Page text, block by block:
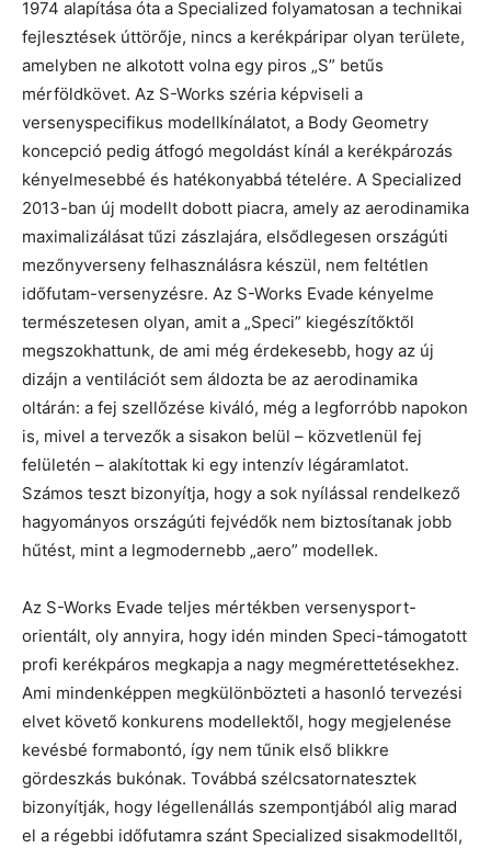
1974 alapítása óta a Specialized folyamatosan a technikai
fejlesztések úttörője, nincs a kerékpáripar olyan területe,
amelyben ne alkotott volna egy piros „S” betűs
mérföldkövet. Az S-Works széria képviseli a
versenyspecifikus modellkínálatot, a Body Geometry
koncepció pedig átfogó megoldást kínál a kerékpározás
kényelmesebbé és hatékonyabbá tételére. A Specialized
2013-ban új modellt dobott piacra, amely az aerodinamika
maximalizálásat tűzi zászlajára, elsődlegesen országúti
mezőnyverseny felhasználásra készül, nem feltétlen
időfutam-versenyzésre. Az S-Works Evade kényelme
természetesen olyan, amit a „Speci” kiegészítőktől
megszokhattunk, de ami még érdekesebb, hogy az új
dizájn a ventilációt sem áldozta be az aerodinamika
oltárán: a fej szellőzése kiváló, még a legforróbb napokon
is, mivel a tervezők a sisakon belül – közvetlenül fej
felületén – alakítottak ki egy intenzív légáramlatot.
Számos teszt bizonyítja, hogy a sok nyílással rendelkező
hagyományos országúti fejvédők nem biztosítanak jobb
hűtést, mint a legmodernebb „aero” modellek.
Az S-Works Evade teljes mértékben versenysport-
orientált, oly annyira, hogy idén minden Speci-támogatott
profi kerékpáros megkapja a nagy megmérettetésekhez.
Ami mindenképpen megkülönbözteti a hasonló tervezési
elvet követő konkurens modellektől, hogy megjelenése
kevésbé formabontó, így nem tűnik első blikkre
gördeszkás bukónak. Továbbá szélcsatornatesztek
bizonyítják, hogy légellenállás szempontjából alig marad
el a régebbi időfutamra szánt Specialized sisakmodelltől,